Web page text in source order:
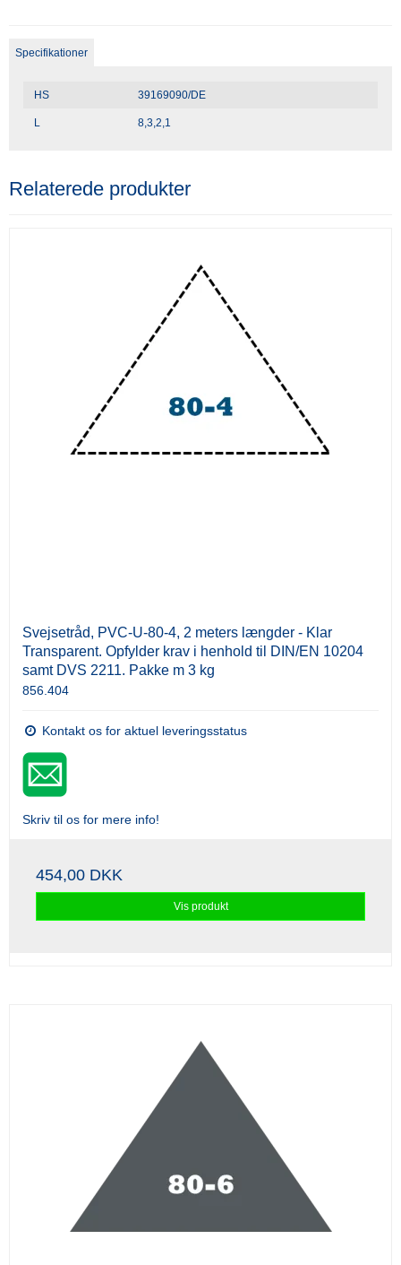
Specifikationer
HS 39169090/DE
L 8,3,2,1
Relaterede produkter
Svejsetråd, PVC-U-80-4, 2 meters længder - Klar
Transparent. Opfylder krav i henhold til DIN/EN 10204
samt DVS 2211. Pakke m 3 kg
856.404
Kontakt os for aktuel leveringsstatus
Skriv til os for mere info!
454,00 DKK
Vis produkt